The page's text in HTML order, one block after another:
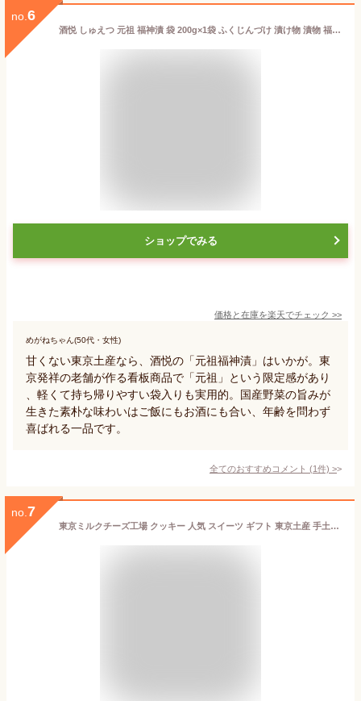
no. 6
酒悦 しゅえつ 元祖 福神漬 袋 200g×1袋 ふくじんづけ 漬け物 漬物 福神漬け 国産 東京 袋入 カレー 料理 所さんお届けモノです
ショップでみる
価格と在庫を楽天でチェック >>
めがねちゃん(50代・女性)
甘くない東京土産なら、酒悦の「元祖福神漬」はいかが。東
京発祥の老舗が作る看板商品で「元祖」という限定感があり
、軽くて持ち帰りやすい袋入りも実用的。国産野菜の旨みが
生きた素朴な味わいはご飯にもお酒にも合い、年齢を問わず
喜ばれる一品です。
全てのおすすめコメント (1件) >
no. 7
東京ミルクチーズ工場 クッキー 人気 スイーツ ギフト 東京土産 手土産 個包装 プレゼント お返し 内祝い 焼き菓子 (ソルト＆カマンベールクッキー9枚)